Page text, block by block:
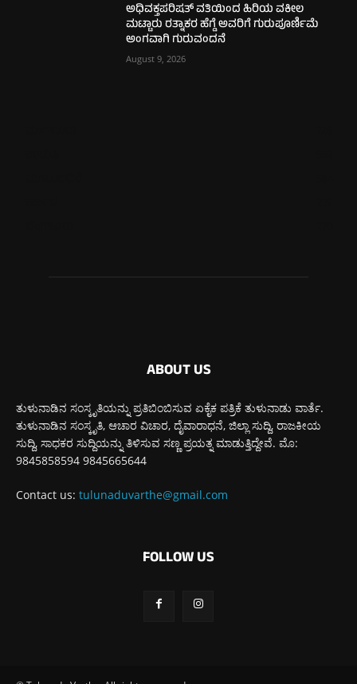
ಅಧಿವಕ್ತಪರಿಷತ್ ವತಿಯಿಂದ ಹಿರಿಯ ವಕೀಲ
ಮಟ್ಟಾರು ರತ್ನಾಕರ ಹೆಗ್ಡೆ ಅವರಿಗೆ ಗುರುಪೂರ್ಣಿಮೆ
ಅಂಗವಾಗಿ ಗುರುವಂದನೆ
August 9, 2026
ABOUT US
ತುಳುನಾಡಿನ ಸಂಸ್ಕೃತಿಯನ್ನು ಪ್ರತಿಬಿಂಬಿಸುವ ಏಕೈಕ ಪತ್ರಿಕೆ ತುಳುನಾಡು ವಾರ್ತೆ.
ತುಳುನಾಡಿನ ಸಂಸ್ಕೃತಿ, ಆಚಾರ ವಿಚಾರ, ದೈವಾರಾಧನೆ, ಜಿಲ್ಲಾ ಸುದ್ದಿ, ರಾಜಕೀಯ
ಸುದ್ದಿ, ಸಾಧಕರ ಸುದ್ದಿಯನ್ನು ತಿಳಿಸುವ ಸಣ್ಣ ಪ್ರಯತ್ನ ಮಾಡುತ್ತಿದ್ದೇವೆ. ಮೊ:
9845858594 9845665644
Contact us: tulunaduvarthe@gmail.com
FOLLOW US